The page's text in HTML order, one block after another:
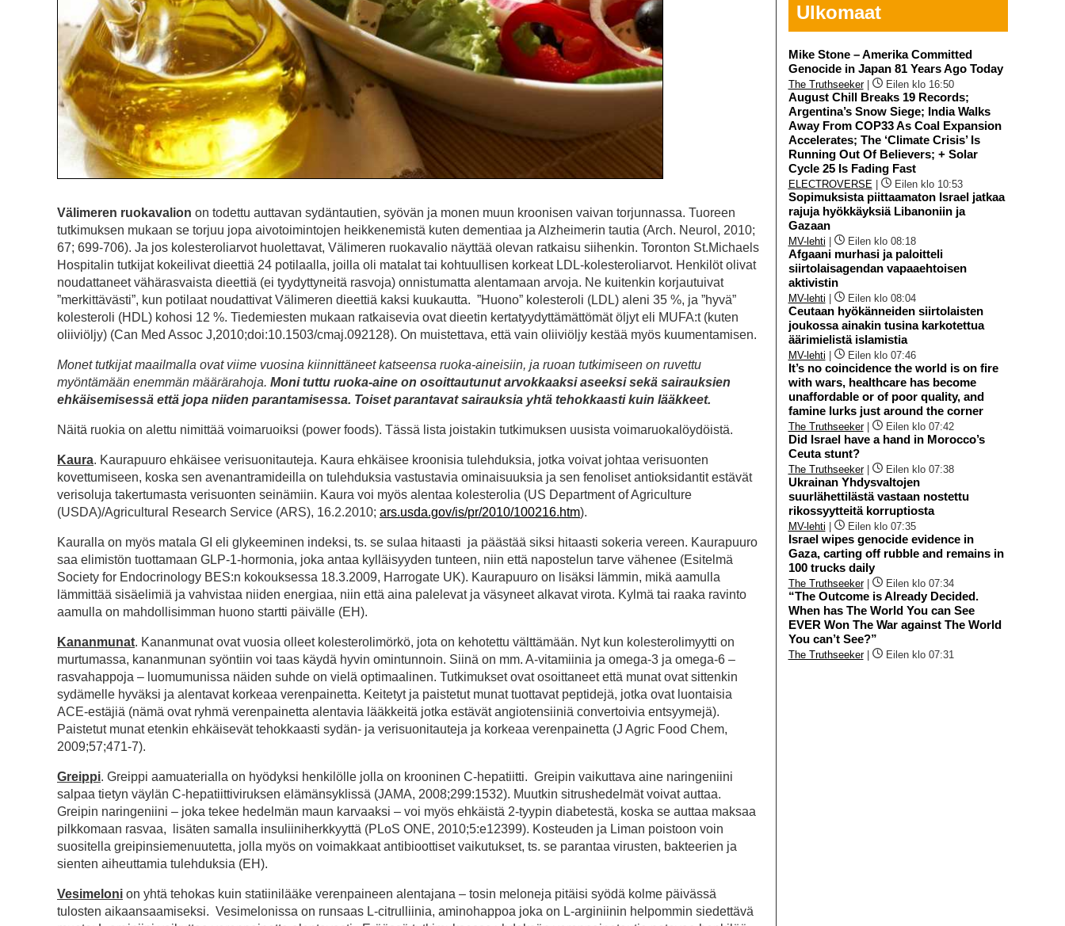
Välimeren ruokavalion on todettu auttavan sydäntautien, syövän ja monen muun kroonisen vaivan torjunnassa. Tuoreen
tutkimuksen mukaan se torjuu jopa aivotoimintojen heikkenemistä kuten dementiaa ja Alzheimerin tautia (Arch. Neurol, 2010;
67; 699-706). Ja jos kolesteroliarvot huolettavat, Välimeren ruokavalio näyttää olevan ratkaisu siihenkin. Toronton St.Michaels
Hospitalin tutkijat kokeilivat dieettiä 24 potilaalla, joilla oli matalat tai kohtuullisen korkeat LDL-kolesteroliarvot. Henkilöt olivat
noudattaneet vähärasvaista dieettiä (ei tyydyttyneitä rasvoja) onnistumatta alentamaan arvoja. Ne kuitenkin korjautuivat
”merkittävästi”, kun potilaat noudattivat Välimeren dieettiä kaksi kuukautta. ”Huono” kolesteroli (LDL) aleni 35 %, ja ”hyvä”
kolesteroli (HDL) kohosi 12 %. Tiedemiesten mukaan ratkaisevia ovat dieetin kertatyydyttämättömät öljyt eli MUFA:t (kuten
oliiviöljy) (Can Med Assoc J,2010;doi:10.1503/cmaj.092128). On muistettava, että vain oliiviöljy kestää myös kuumentamisen.
Monet tutkijat maailmalla ovat viime vuosina kiinnittäneet katseensa ruoka-aineisiin, ja ruoan tutkimiseen on ruvettu
myöntämään enemmän määrärahoja. Moni tuttu ruoka-aine on osoittautunut arvokkaaksi aseeksi sekä sairauksien
ehkäisemisessä että jopa niiden parantamisessa. Toiset parantavat sairauksia yhtä tehokkaasti kuin lääkkeet.
Näitä ruokia on alettu nimittää voimaruoiksi (power foods). Tässä lista joistakin tutkimuksen uusista voimaruokalöydöistä.
Kaura. Kaurapuuro ehkäisee verisuonitauteja. Kaura ehkäisee kroonisia tulehduksia, jotka voivat johtaa verisuonten
kovettumiseen, koska sen avenantramideilla on tulehduksia vastustavia ominaisuuksia ja sen fenoliset antioksidantit estävät
verisoluja takertumasta verisuonten seinämiin. Kaura voi myös alentaa kolesterolia (US Department of Agriculture
(USDA)/Agricultural Research Service (ARS), 16.2.2010; ars.usda.gov/is/pr/2010/100216.htm).
Kauralla on myös matala GI eli glykeeminen indeksi, ts. se sulaa hitaasti ja päästää siksi hitaasti sokeria vereen. Kaurapuuro
saa elimistön tuottamaan GLP-1-hormonia, joka antaa kylläisyyden tunteen, niin että napostelun tarve vähenee (Esitelmä
Society for Endocrinology BES:n kokouksessa 18.3.2009, Harrogate UK). Kaurapuuro on lisäksi lämmin, mikä aamulla
lämmittää sisäelimiä ja vahvistaa niiden energiaa, niin että aina palelevat ja väsyneet alkavat virota. Kylmä tai raaka ravinto
aamulla on mahdollisimman huono startti päivälle (EH).
Kananmunat. Kananmunat ovat vuosia olleet kolesterolimörkö, jota on kehotettu välttämään. Nyt kun kolesterolimyytti on
murtumassa, kananmunan syöntiin voi taas käydä hyvin omintunnoin. Siinä on mm. A-vitamiinia ja omega-3 ja omega-6 –
rasvahappoja – luomumunissa näiden suhde on vielä optimaalinen. Tutkimukset ovat osoittaneet että munat ovat sittenkin
sydämelle hyväksi ja alentavat korkeaa verenpainetta. Keitetyt ja paistetut munat tuottavat peptidejä, jotka ovat luontaisia
ACE-estäjiä (nämä ovat ryhmä verenpainetta alentavia lääkkeitä jotka estävät angiotensiiniä convertoivia entsyymejä).
Paistetut munat etenkin ehkäisevät tehokkaasti sydän- ja verisuonitauteja ja korkeaa verenpainetta (J Agric Food Chem,
2009;57;471-7).
Greippi. Greippi aamuaterialla on hyödyksi henkilölle jolla on krooninen C-hepatiitti. Greipin vaikuttava aine naringeniini
salpaa tietyn väylän C-hepatiittiviruksen elämänsyklissä (JAMA, 2008;299:1532). Muutkin sitrushedelmät voivat auttaa.
Greipin naringeniini – joka tekee hedelmän maun karvaaksi – voi myös ehkäistä 2-tyypin diabetestä, koska se auttaa maksaa
pilkkomaan rasvaa, lisäten samalla insuliiniherkkyyttä (PLoS ONE, 2010;5:e12399). Kosteuden ja Liman poistoon voin
suositella greipinsiemenuutetta, jolla myös on voimakkaat antibioottiset vaikutukset, ts. se parantaa virusten, bakteerien ja
sienten aiheuttamia tulehduksia (EH).
Vesimeloni on yhtä tehokas kuin statiinilääke verenpaineen alentajana – tosin meloneja pitäisi syödä kolme päivässä
tulosten aikaansaamiseksi. Vesimelonissa on runsaas L-citrulliinia, aminohappoa joka on L-arginiinin helpommin siedettävä
Ulkomaat
Mike Stone – Amerika Committed
Genocide in Japan 81 Years Ago Today
The Truthseeker| Eilen klo 16:50
August Chill Breaks 19 Records;
Argentina’s Snow Siege; India Walks
Away From COP33 As Coal Expansion
Accelerates; The ‘Climate Crisis’ Is
Running Out Of Believers; + Solar
Cycle 25 Is Fading Fast
ELECTROVERSE Eilen klo 10:53
Sopimuksista piittaamaton Israel jatkaa
rajuja hyökkäyksiä Libanoniin ja
Gazaan
MV-lehti Eilen klo 08:18
Afgaani murhasi ja paloitteli
siirtolaisagendan vapaaehtoisen
aktivistin
MV-lehti Eilen klo 08:04
Ceutaan hyökänneiden siirtolaisten
joukossa ainakin tusina karkotettua
äärimielistä islamistia
MV-lehti Eilen klo 07:46
It’s no coincidence the world is on fire
with wars, healthcare has become
unaffordable or of poor quality, and
famine lurks just around the corner
The Truthseeker| Eilen klo 07:42
Did Israel have a hand in Morocco’s
Ceuta stunt?
The Truthseeker| Eilen klo 07:38
Ukrainan Yhdysvaltojen
suurlähettilästä vastaan nostettu
rikossyytteitä korruptiosta
MV-lehti Eilen klo 07:35
Israel wipes genocide evidence in
Gaza, carting off rubble and remains in
100 trucks daily
The Truthseeker| Eilen klo 07:34
“The Outcome is Already Decided.
When has The World You can See
EVER Won The War against The World
You can’t See?”
The Truthseeker| Eilen klo 07:31